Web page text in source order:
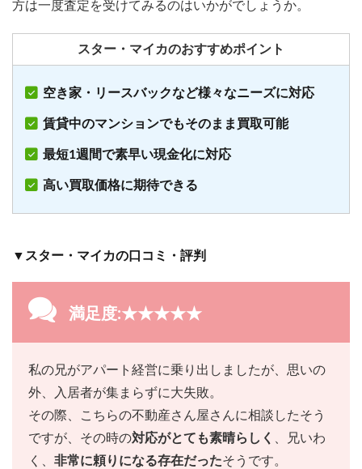
方は一度査定を受けてみるのはいかがでしょうか。
スター・マイカのおすすめポイント
空き家・リースバックなど様々なニーズに対応
賃貸中のマンションでもそのまま買取可能
最短1週間で素早い現金化に対応
高い買取価格に期待できる
▼スター・マイカの口コミ・評判
満足度:★★★★★
私の兄がアパート経営に乗り出しましたが、思いの
外、入居者が集まらずに大失敗。
その際、こちらの不動産さん屋さんに相談したそう
ですが、その時の対応がとても素晴らしく
、兄いわ
く、 非常に頼りになる存在だったそうです。